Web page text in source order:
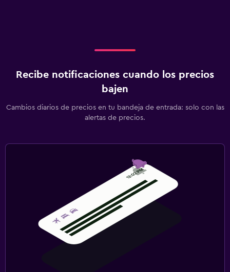
Recibe notificaciones cuando los precios
bajen
Cambios diarios de precios en tu bandeja de entrada: solo con las
alertas de precios.